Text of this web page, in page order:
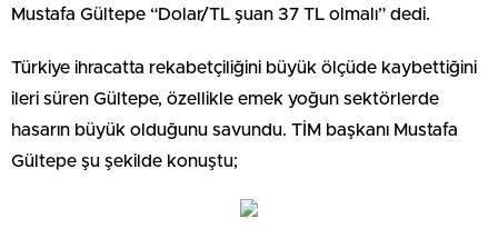
Mustafa Gültepe “Dolar/TL şuan 37 TL olmalı” dedi.
Türkiye ihracatta rekabetçiliğini büyük ölçüde kaybettiğini
ileri süren Gültepe, özellikle emek yoğun sektörlerde
hasarın büyük olduğunu savundu. TİM başkanı Mustafa
Gültepe şu şekilde konuştu;